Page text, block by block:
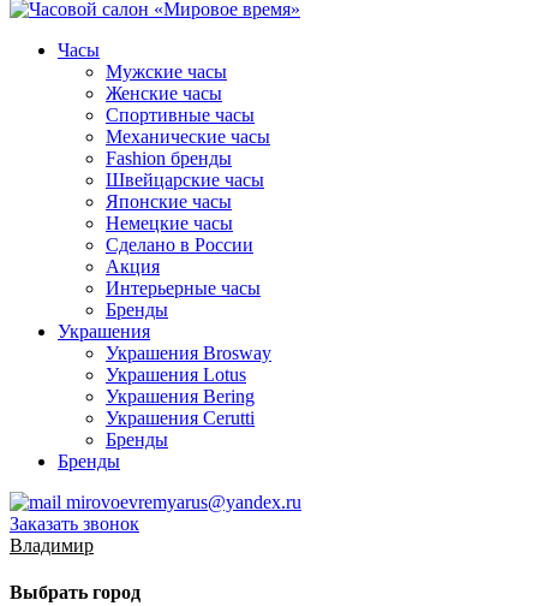
Часы
Мужские часы
Женские часы
Спортивные часы
Механические часы
Fashion бренды
Швейцарские часы
Японские часы
Немецкие часы
Сделано в России
Акция
Интерьерные часы
Бренды
Украшения
Украшения Brosway
Украшения Lotus
Украшения Bering
Украшения Cerutti
Бренды
Бренды
mirovoevremyarus@yandex.ru
Заказать звонок
Владимир
Выбрать город